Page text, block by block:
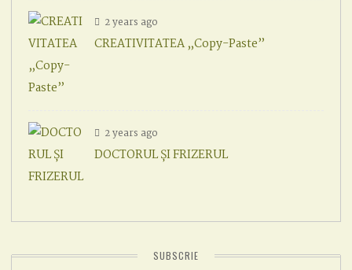
2 years ago
CREATIVITATEA „Copy-Paste”
2 years ago
DOCTORUL ȘI FRIZERUL
SUBSCRIE